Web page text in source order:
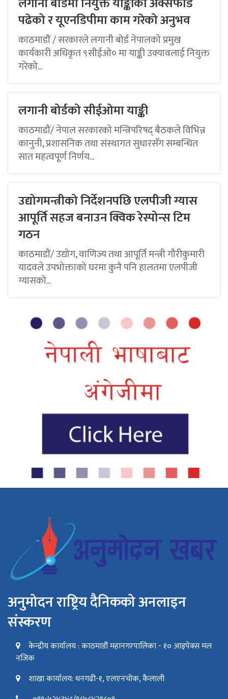
पढेको र यूएनडिपीमा काम गरेको अनुभव
काठमाडौं / सरकारले लगानी बोर्ड नेपालको प्रमुख
कार्यकारी अधिकृत ९सीईओ० मा याङ्की उक्यावलाई नियुक्त
गरेको...
लगानी बोर्डको सीईओमा याङ्की
काठमाडौं/ नेपाल सरकारको मन्त्रिपरिषद् बैठकले विभिन्न
कानुनी, प्रशासनिक तथा संस्थागत सुधारसँग सम्बन्धित
सात महत्वपूर्ण निर्णय...
उद्योगमन्त्रीको निर्देशनपछि एलपीजी ग्यास
आपूर्ति सहज बनाउन क्विक रेस्पोन्स टिम
गठन
काठमाडौं/ उद्योग, वाणिज्य तथा आपूर्ति मन्त्री गौरीकुमारी
यादवले उपभोक्ताको घरमा कुनै पनि हालतमा एलपीजी
ग्यासको...
अनुमोदन राष्ट्रिय दैनिकको अनलाइन
संस्करण
केन्द्रीय कार्यालय : काठमाडौं महानगरपालिका - १० आइपेक्स मल
नजिक
शाखा कार्यालय: धनगढी-१, एलएनचोक, कैलाली